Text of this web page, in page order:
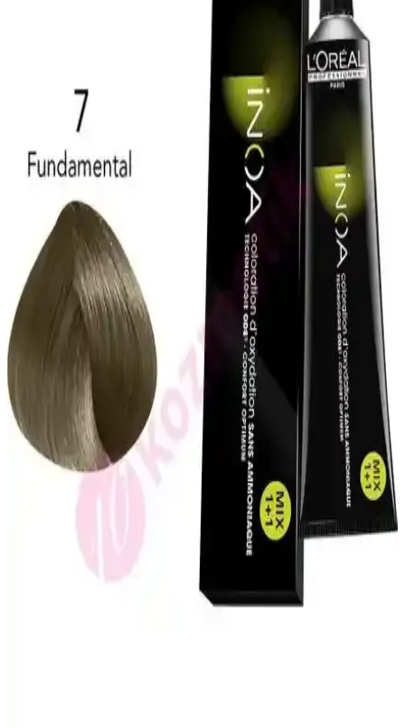
Orginx Hızlı Saç Uzatma Serumu ve Kara Sarımsak
Yağı ile Saç Sağlığında Yeni Dönem
Orginx'in saç uzatma serumu ve kara sarımsak yağı, saç sağlığını
destekleyerek dökülmeyi azaltır, güçlendirir ve parlaklık kazandırır.
Düzenli kullanım ile etkili sonuçlar sağlar.
ZENTO Mor Şampuanı ile Saç Renk Koruma ve
Parlaklık Sağlayan Güvenilir Bakım Ürünü
ZENTO Mor Şampuanı, renk koruma ve parlaklık sağlayan, UV
filtresi ve sülfatsız formülüyle gri ve beyaz saçlara özel bakım sunar,
saçlara güç ve canlılık kazandırır.
Saç ve Sakal Beyazlıklarını Gidermeye Yönelik
Doğal Katı Şampuan Ürünü İncelemesi
SoapCover saç beyazlık giderici katı şampuan, doğal içerikleri ve
pratik kullanımıyla saç ve sakal beyazlıklarını azaltmayı hedefleyen
etkili bir çözüm sunar.
Kuaf Tuz İçermeyen Şampuan ve Keratin Saç
Maskesi ile Saçlarınızda Yeni Bir Dönem Başlıyor
Saç sağlığını destekleyen tuz içermeyen şampuan ve keratin
maskesi, saçları güçlendirir, parlaklık ve yumuşaklık kazandırır,
doğal yapıyı korur ve düzenli kullanımda etkili sonuçlar sağlar.
Natural Colors 7C Orta Küllü Kumral Organik Saç
Boyası İncelemesi ve Kullanıcı Deneyimleri
Natural Colors 7C orta küllü kumral organik saç boyası, doğal
görünüm ve parlaklık sağlar. Hafif kimyasal kokusu ve kolay